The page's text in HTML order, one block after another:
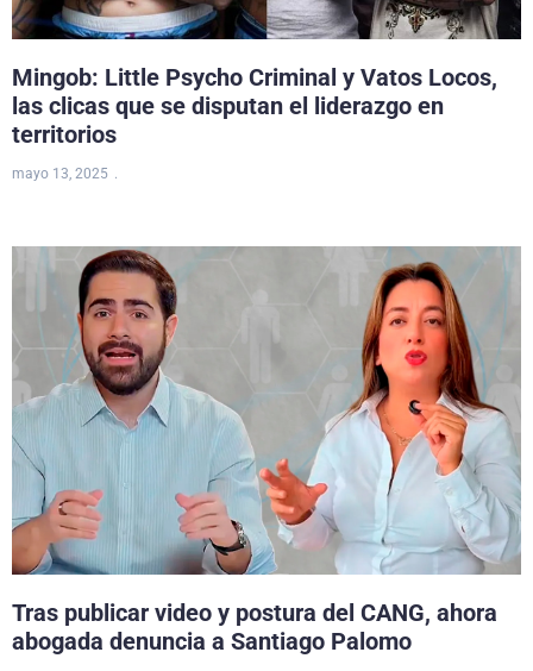
Mingob: Little Psycho Criminal y Vatos Locos,
las clicas que se disputan el liderazgo en
territorios
mayo 13, 2025
Tras publicar video y postura del CANG, ahora
abogada denuncia a Santiago Palomo